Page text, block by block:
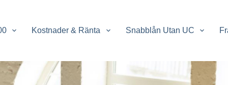
Kostnader & Ränta Snabblån Utan UC